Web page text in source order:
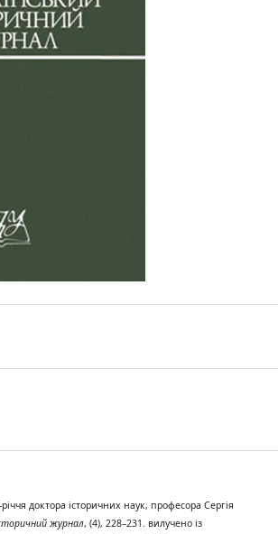
доктора історичних наук, професора Сергія
журнал, (4), 228–231. вилучено із